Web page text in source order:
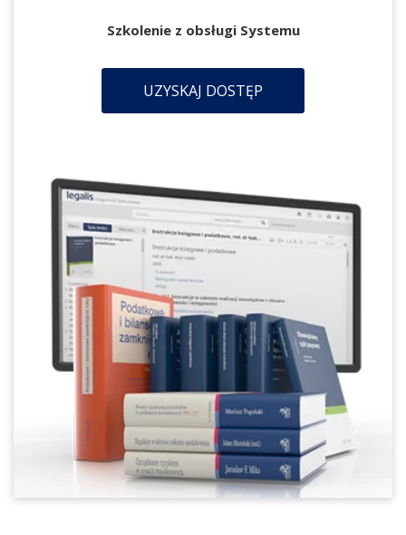
Szkolenie z obsługi Systemu
UZYSKAJ DOSTĘP